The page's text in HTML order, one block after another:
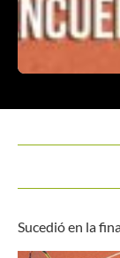
Sucedió en la